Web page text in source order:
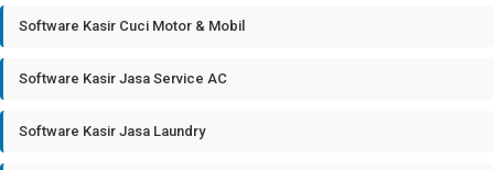
Software Kasir Cuci Motor & Mobil
Software Kasir Jasa Service AC
Software Kasir Jasa Laundry